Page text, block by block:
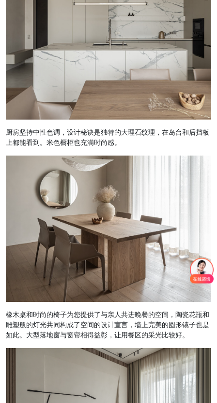
厨房坚持中性色调，设计秘诀是独特的大理石纹理，在岛台和后挡板
上都能看到。米色橱柜也充满时尚感。
橡木桌和时尚的椅子为您提供了与亲人共进晚餐的空间，陶瓷花瓶和
雕塑般的灯光共同构成了空间的设计宣言，墙上完美的圆形镜子也是
如此。大型落地窗与窗帘相得益彰，让用餐区的采光比较好。